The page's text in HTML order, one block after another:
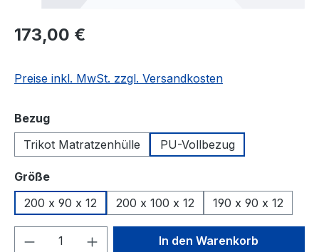
173,00 €
Preise inkl. MwSt. zzgl. Versandkosten
Bezugauswählen
Trikot Matratzenhülle
PU-Vollbezug
Größeauswählen
200 x 90 x 12
200 x 100 x 12 190 x 90 x 12
Produkt Anzahl: Gib denIn den Warenkorb